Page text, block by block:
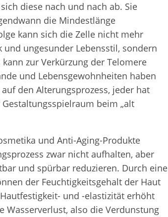
diese nach und nach ab. Sie
die Mindestlänge
kann sich die Zelle nicht mehr
ungesunder Lebensstil, sondern
zur Verkürzung der Telomere
und Lebensgewohnheiten haben
den Alterungsprozess, jeder hat
beim „alt
und Anti-Aging-Produkte
zwar nicht aufhalten, aber
und spürbar reduzieren. Durch eine
der Feuchtigkeitsgehalt der Haut
und -elastizität erhöht
Wasserverlust, also die Verdunstung